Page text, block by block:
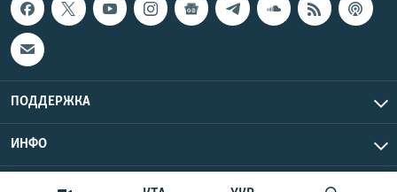
ПОДДЕРЖКА
ИНФО